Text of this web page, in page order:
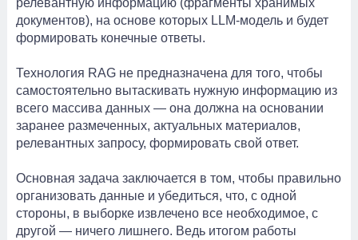
документов), на основе которых LLM-модель и будет
формировать конечные ответы.
Технология RAG не предназначена для того, чтобы
самостоятельно вытаскивать нужную информацию из
всего массива данных — она должна на основании
заранее размеченных, актуальных материалов,
релевантных запросу, формировать свой ответ.
Основная задача заключается в том, чтобы правильно
организовать данные и убедиться, что, с одной
стороны, в выборке извлечено все необходимое, с
другой — ничего лишнего. Ведь итогом работы